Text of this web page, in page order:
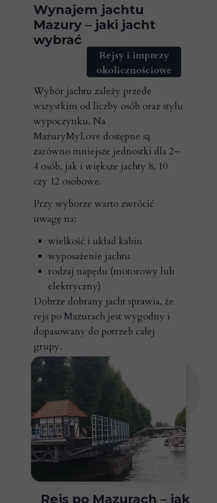
Rejsy i imprezy
okolicznościowe
Wynajem jachtu
Mazury – jaki jacht
wybrać
Wybór jachtu zależy przede
wszystkim od liczby osób oraz stylu
wypoczynku. Na
MazuryMyLove dostępne są
zarówno mniejsze jednostki dla 2–
4 osób, jak i większe jachty 8, 10
czy 12 osobowe.
Przy wyborze warto zwrócić
uwagę na:
wielkość i układ kabin
wyposażenie jachtu
rodzaj napędu (motorowy lub
elektryczny)
Dobrze dobrany jacht sprawia, że
rejs po Mazurach jest wygodny i
dopasowany do potrzeb całej
grupy.
Rejs po Mazurach – jak